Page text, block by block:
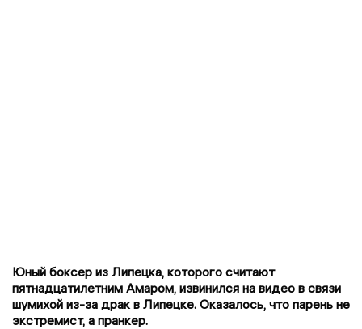
Юный боксер из Липецка, которого считают
пятнадцатилетним Амаром, извинился на видео в связи
шумихой из-за драк в Липецке. Оказалось, что парень не
экстремист, а пранкер.